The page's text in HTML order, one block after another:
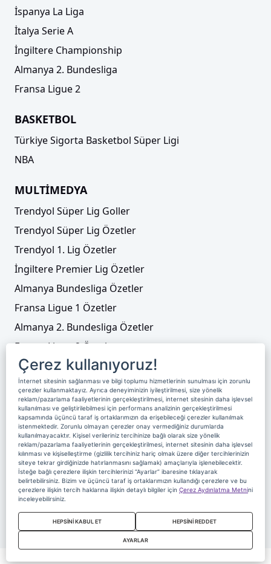
İspanya La Liga
İtalya Serie A
İngiltere Championship
Almanya 2. Bundesliga
Fransa Ligue 2
BASKETBOL
Türkiye Sigorta Basketbol Süper Ligi
NBA
MULTİMEDYA
Trendyol Süper Lig Goller
Trendyol Süper Lig Özetler
Trendyol 1. Lig Özetler
İngiltere Premier Lig Özetler
Almanya Bundesliga Özetler
Fransa Ligue 1 Özetler
Almanya 2. Bundesliga Özetler
Fransa Ligue 2 Özetler
Tenis
Video Liste
Foto Galeriler
Üyelik Yayın Akışı Reklam
Site Sözleşmesi
Künye ve İletişim
Çerez Politikası
Çerez Yönetimi
Veri Sahibi Başvuru Formu
Nereden İzlerim
Copyright 2020 Digiturk Bu siteyi kullanarak sözleşmeyi kabul etmiş
sayılırsınız.
Çerez kullanıyoruz!
İnternet sitesinin sağlanması ve bilgi toplumu hizmetlerinin sunulması için zorunlu
çerezler kullanmaktayız. Ayrıca deneyiminizin iyileştirilmesi, size yönelik
reklam/pazarlama faaliyetlerinin gerçekleştirilmesi, internet sitesinin daha işlevsel
kullanılması ve geliştirilebilmesi için performans analizinin gerçekleştirilmesi
kapsamında üçüncü taraf iş ortaklarımızın da erişebileceği çerezler kullanılmak
istenmektedir. Zorunlu olmayan çerezler onay vermediğiniz durumlarda
kullanılmayacaktır. Kişisel verileriniz tercihinize bağlı olarak size yönelik
reklam/pazarlama faaliyetlerinin gerçekleştirilmesi, internet sitesinin daha işlevsel
kılınması ve kişiselleştirme (gizlilik tercihiniz hariç olmak üzere diğer tercihlerinizin
siteye tekrar girdiğinizde hatırlanmasını sağlamak) amaçlarıyla işlenebilecektir.
İsteğe bağlı çerezlere ilişkin tercihlerinizi “Ayarlar” ibaresine tıklayarak
belirtebilirsiniz. Bizim ve üçüncü taraf iş ortaklarımızın kullandığı çerezlere ve bu
çerezlere ilişkin tercih haklarına ilişkin detaylı bilgiler için Çerez Aydınlatma Metnini
inceleyebilirsiniz.
HEPSİNİ KABUL ET HEPSİNİ REDDET
AYARLAR